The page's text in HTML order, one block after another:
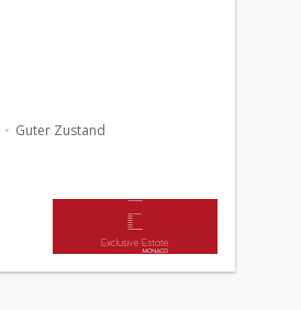
Guter Zustand